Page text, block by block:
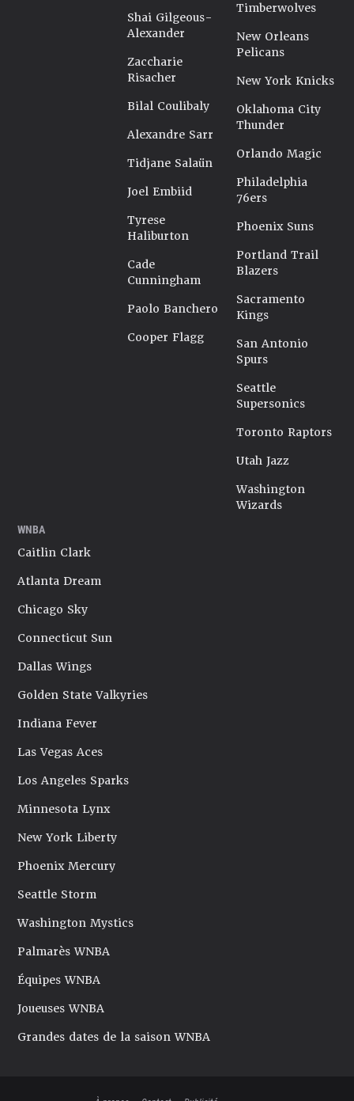
Shai Gilgeous-
Alexander
Zaccharie
Risacher
Bilal Coulibaly
Alexandre Sarr
Tidjane Salaün
Joel Embiid
Tyrese
Haliburton
Cade
Cunningham
Paolo Banchero
Cooper Flagg
Timberwolves
New Orleans
Pelicans
New York Knicks
Oklahoma City
Thunder
Orlando Magic
Philadelphia
76ers
Phoenix Suns
Portland Trail
Blazers
Sacramento
Kings
San Antonio
Spurs
Seattle
Supersonics
Toronto Raptors
Utah Jazz
Washington
Wizards
WNBA
Caitlin Clark
Atlanta Dream
Chicago Sky
Connecticut Sun
Dallas Wings
Golden State Valkyries
Indiana Fever
Las Vegas Aces
Los Angeles Sparks
Minnesota Lynx
New York Liberty
Phoenix Mercury
Seattle Storm
Washington Mystics
Palmarès WNBA
Équipes WNBA
Joueuses WNBA
Grandes dates de la saison WNBA